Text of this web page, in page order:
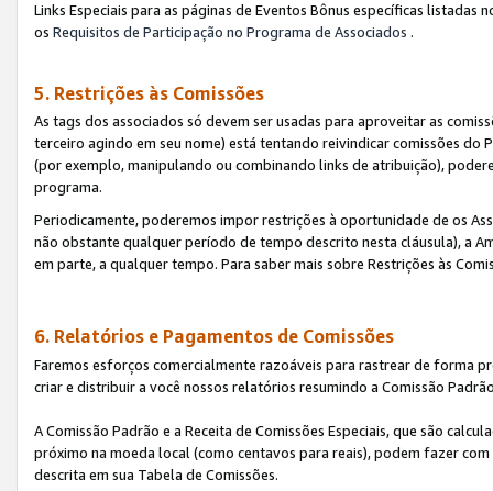
Links Especiais para as páginas de Eventos Bônus específicas listadas
os Requisitos de Participação no Programa de Associados .
5. Restrições às Comissões
As tags dos associados só devem ser usadas para aproveitar as
terceiro agindo em seu nome) está tentando reivindicar comissões
(por exemplo, manipulando ou combinando links de atribuição),
programa.
Periodicamente, poderemos impor restrições à oportunidade de os
não obstante qualquer período de tempo descrito nesta cláusula), a
em parte, a qualquer tempo. Para saber mais sobre Restrições às
6. Relatórios e Pagamentos de Comissões
Faremos esforços comercialmente razoáveis para rastrear de forma
criar e distribuir a você nossos relatórios resumindo a Comissão
A Comissão Padrão e a Receita de Comissões Especiais, que são
próximo na moeda local (como centavos para reais), podem fazer
descrita em sua Tabela de Comissões.